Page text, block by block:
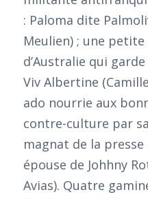
: Paloma dite
Meulien) ; une
d’Australie qui
Viv Albertine
ado nourrie aux
contre-culture par
magnat de la
épouse de Johhny
Avias). Quatre